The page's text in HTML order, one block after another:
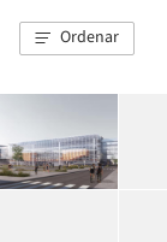
Ordenar